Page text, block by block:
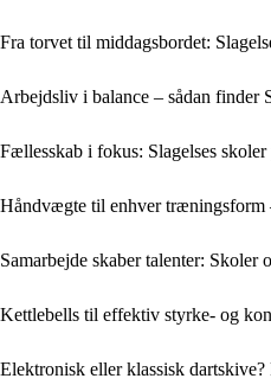
Fra torvet til middagsbordet:
Arbejdsliv i balance – sådan finder
Fællesskab i fokus: Slagelses
Håndvægte til enhver træningsform
Samarbejde skaber talenter:
Kettlebells til effektiv styrke- og
Elektronisk eller klassisk